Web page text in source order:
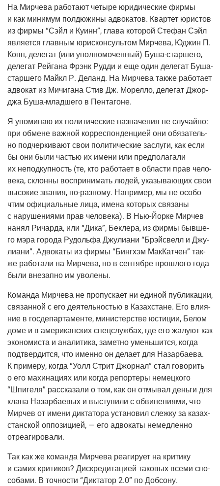
На Мир­че­ва рабо­та­ют четы­ре юри­ди­че­ские фир­мы
и как мини­мум пол­дю­жи­ны адво­ка­тов. Квар­тет юри­стов
из фир­мы “Сэйл и Куинн”, гла­ва кото­рой Сте­фан Сэйл
явля­ет­ся глав­ным юрис­кон­суль­том Мир­че­ва, Юджин П.
Копп, деле­гат (или упол­но­мо­чен­ный) Буша-стар­ше­го,
деле­гат Рей­га­на Фрэнк Руд­ди и еще один деле­гат Буша-
стар­ше­го Май­кл Р. Деланд. На Мир­че­ва так­же рабо­та­ет
адво­кат из Мичи­га­на Стив Дж. Морел­ло, деле­гат Джор­
джа Буша-млад­ше­го в Пентагоне.
Я упо­ми­наю их поли­ти­че­ские назна­че­ния не слу­чай­но:
при обмене важ­ной кор­ре­спон­ден­ци­ей они обя­за­тель­
но под­чер­ки­ва­ют свои поли­ти­че­ские заслу­ги, как если
бы они были частью их име­ни или пред­по­ла­га­ли
их непод­куп­ность (те, кто рабо­та­ет в обла­сти прав чело­
ве­ка, склон­ны вос­при­ни­мать людей, ука­зы­ва­ю­щих свои
высо­кие зва­ния, по-раз­но­му. Напри­мер, мы не осо­бо
чтим офи­ци­аль­ные лица, име­на кото­рых свя­за­ны
с нару­ше­ни­я­ми прав чело­ве­ка). В Нью-Йор­ке Мир­чев
нанял Ричар­да, или “Дика”, Бекле­ра, из фир­мы быв­ше­
го мэра горо­да Рудоль­фа Джу­ли­а­ни “Брэй­свелл и Джу­
ли­а­ни”. Адво­ка­ты из фир­мы “Бин­гх­эм Мак­Кат­чен” так­
же рабо­та­ли на Мир­че­ва, но в сен­тяб­ре про­шло­го года
были вне­зап­но им уволены.
Коман­да Мир­че­ва не про­пус­ка­ет ни еди­ной пуб­ли­ка­ции,
свя­зан­ной с его дея­тель­но­стью в Казах­стане. Его вли­я­
ние в госде­пар­та­мен­те, мини­стер­стве юсти­ции, Белом
доме и в аме­ри­кан­ских спец­служ­бах, где его жалу­ют как
эко­но­ми­ста и ана­ли­ти­ка, замет­но умень­шит­ся, когда
под­твер­дит­ся, что имен­но он дела­ет для Назар­ба­е­ва.
К при­ме­ру, когда “Уолл Стрит Джор­нал” стал гово­рить
о его махи­на­ци­ях или когда репор­те­ры немец­ко­го
“Шпи­ге­ля” рас­ска­за­ли о том, как он отмы­вал день­ги для
кла­на Назар­ба­е­вых и высту­пи­ли с обви­не­ни­я­ми, что
Мир­чев от име­ни дик­та­то­ра уста­но­вил слеж­ку за казах­
стан­ской оппо­зи­ци­ей, — его адво­ка­ты немед­лен­но
отреагировали.
Так как же коман­да Мир­че­ва реа­ги­ру­ет на кри­ти­ку
и самих кри­ти­ков? Дис­кре­ди­та­ци­ей тако­вых все­ми спо­
со­ба­ми. В точ­но­сти “Дик­та­тор 2.0” по Добсону.